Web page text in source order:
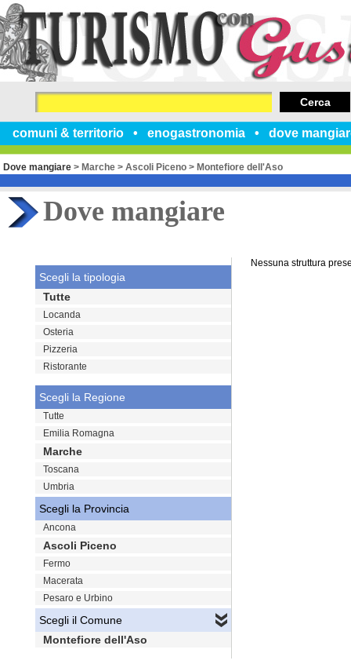
comuni & territorio enogastronomia dove
Cerca
Dove mangiare > Marche > Ascoli Piceno > Montefiore dell'Aso
Dove mangiare
Nessuna struttura
Scegli la tipologia
Tutte
Locanda
Osteria
Pizzeria
Ristorante
Scegli la Regione
Tutte
Emilia Romagna
Marche
Toscana
Umbria
Scegli la Provincia
Ancona
Ascoli Piceno
Fermo
Macerata
Pesaro e Urbino
Scegli il Comune
Montefiore dell'Aso